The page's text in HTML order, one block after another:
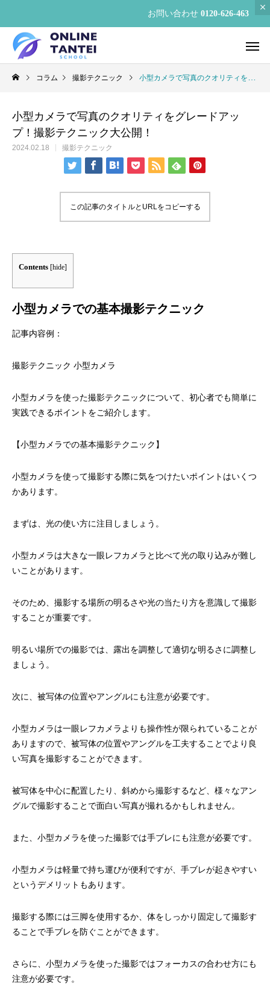
お問い合わせ 0120-626-463
コラム 撮影テクニック 小型カメラで写真のクオリティをグレードアップ！撮影テクニック大公開！
小型カメラで写真のクオリティをグレードアッ
プ！撮影テクニック大公開！
2024.02.18 撮影テクニック
この記事のタイトルとURLをコピーする
Contents [hide]
小型カメラでの基本撮影テクニック
記事内容例：
撮影テクニック 小型カメラ
小型カメラを使った撮影テクニックについて、初心者でも簡単に
実践できるポイントをご紹介します。
【小型カメラでの基本撮影テクニック】
小型カメラを使って撮影する際に気をつけたいポイントはいくつ
かあります。
まずは、光の使い方に注目しましょう。
小型カメラは大きな一眼レフカメラと比べて光の取り込みが難し
いことがあります。
そのため、撮影する場所の明るさや光の当たり方を意識して撮影
することが重要です。
明るい場所での撮影では、露出を調整して適切な明るさに調整し
ましょう。
次に、被写体の位置やアングルにも注意が必要です。
小型カメラは一眼レフカメラよりも操作性が限られていることが
ありますので、被写体の位置やアングルを工夫することでより良
い写真を撮影することができます。
被写体を中心に配置したり、斜めから撮影するなど、様々なアン
グルで撮影することで面白い写真が撮れるかもしれません。
また、小型カメラを使った撮影では手ブレにも注意が必要です。
小型カメラは軽量で持ち運びが便利ですが、手ブレが起きやすい
というデメリットもあります。
撮影する際には三脚を使用するか、体をしっかり固定して撮影す
ることで手ブレを防ぐことができます。
さらに、小型カメラを使った撮影ではフォーカスの合わせ方にも
注意が必要です。